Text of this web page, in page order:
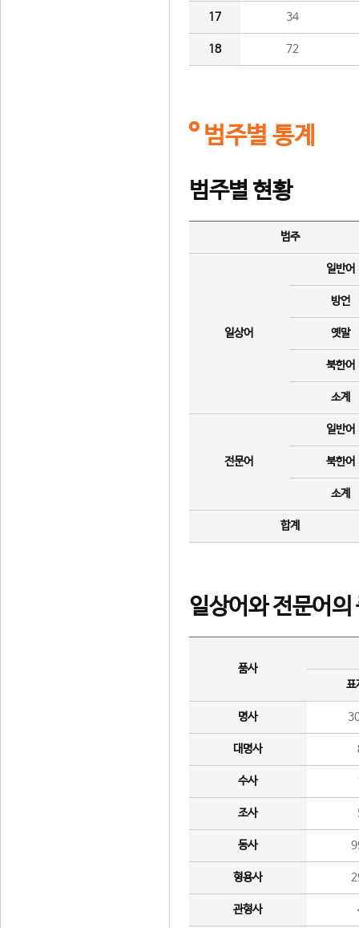
17 34
18 72
범주별 통계
범주별 현황
범주
일상어
일반어
방언
옛말
북한어
소계
전문어
일반어
북한어
소계
합계
일상어와 전문어의
품사
표
명사
대명사
수사
조사
동사
형용사
관형사